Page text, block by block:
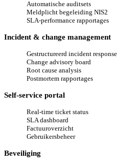
Automatische auditsets
Meldplicht begeleiding NIS2
SLA-performance rapportages
Incident & change management
Gestructureerd incident response
Change advisory board
Root cause analysis
Postmortem rapportages
Self-service portal
Real-time ticket status
SLA dashboard
Factuuroverzicht
Gebruikersbeheer
Beveiliging